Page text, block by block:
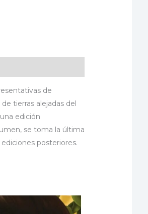
de
tierras alejadas del
edición
se toma la última
posteriores.